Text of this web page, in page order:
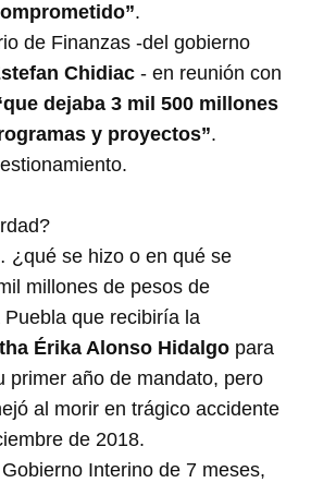
.
de Finanzas -del gobierno
Chidiac - en reunión con
dejaba 3 mil 500 millones
y proyectos”.
¿qué se hizo o en qué se
millones de pesos de
que recibiría la
Érika Alonso Hidalgo para
primer año de mandato, pero
al morir en trágico accidente
de 2018.
Interino de 7 meses,